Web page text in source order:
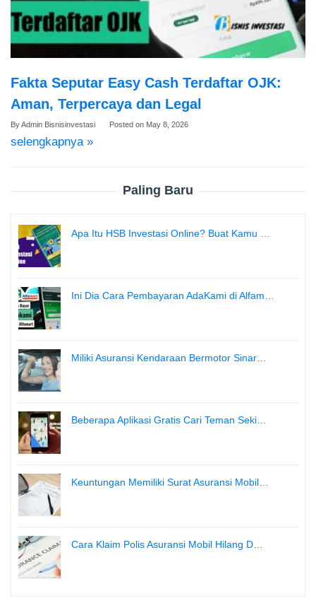
Fakta Seputar Easy Cash Terdaftar OJK:
Aman, Terpercaya dan Legal
ByAdmin Bisnisinvestasi Posted on May 8, 2026
selengkapnya »
Paling Baru
Apa Itu HSB Investasi Online? Buat Kamu …
Ini Dia Cara Pembayaran AdaKami di Alfam…
Miliki Asuransi Kendaraan Bermotor Sinar…
Beberapa Aplikasi Gratis Cari Teman Seki…
Keuntungan Memiliki Surat Asuransi Mobil…
Cara Klaim Polis Asuransi Mobil Hilang D…